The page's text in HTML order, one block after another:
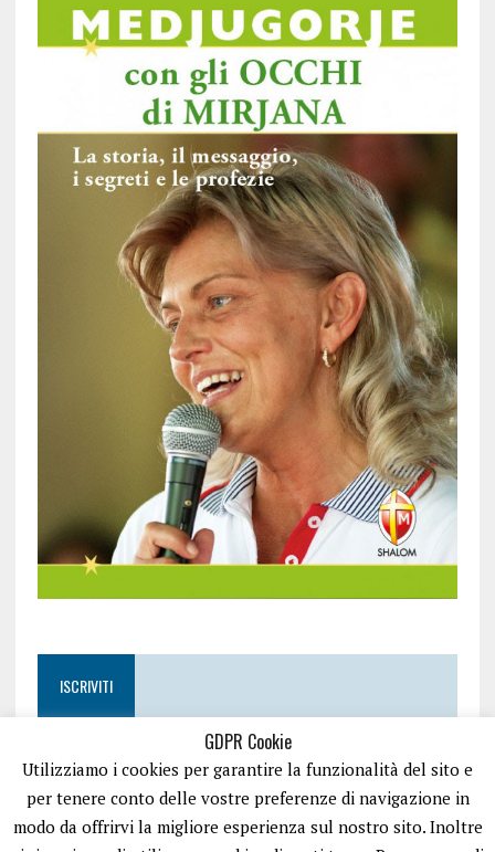
ISCRIVITI
GDPR Cookie
Utilizziamo i cookies per garantire la funzionalità del sito e
per tenere conto delle vostre preferenze di navigazione in
modo da offrirvi la migliore esperienza sul nostro sito. Inoltre